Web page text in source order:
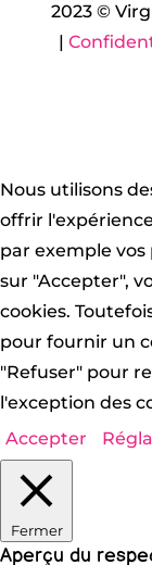
2023 ©
|
Nous utilisons
offrir
par exemple
sur "Accepter",
cookies.
pour fournir un
"Refuser" pour
l'exception des
Accepter
Fermer
Aperçu du